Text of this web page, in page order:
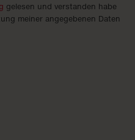
gelesen und verstanden habe
meiner angegebenen Daten